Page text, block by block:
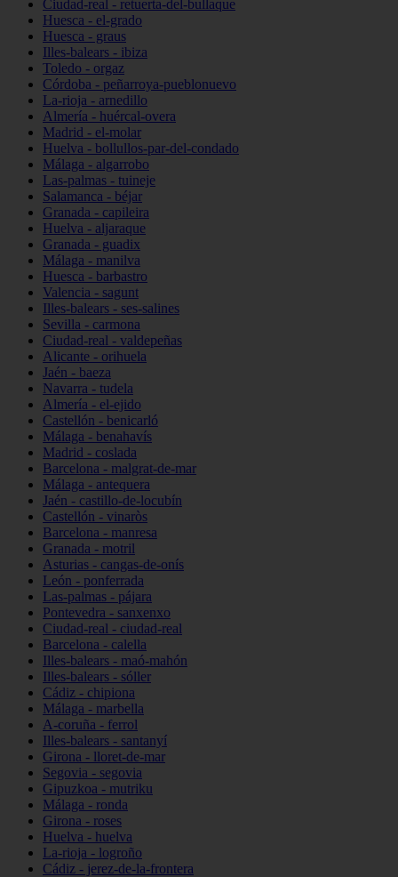
Ciudad-real - retuerta-del-bullaque
Huesca - el-grado
Huesca - graus
Illes-balears - ibiza
Toledo - orgaz
Córdoba - peñarroya-pueblonuevo
La-rioja - arnedillo
Almería - huércal-overa
Madrid - el-molar
Huelva - bollullos-par-del-condado
Málaga - algarrobo
Las-palmas - tuineje
Salamanca - béjar
Granada - capileira
Huelva - aljaraque
Granada - guadix
Málaga - manilva
Huesca - barbastro
Valencia - sagunt
Illes-balears - ses-salines
Sevilla - carmona
Ciudad-real - valdepeñas
Alicante - orihuela
Jaén - baeza
Navarra - tudela
Almería - el-ejido
Castellón - benicarló
Málaga - benahavís
Madrid - coslada
Barcelona - malgrat-de-mar
Málaga - antequera
Jaén - castillo-de-locubín
Castellón - vinaròs
Barcelona - manresa
Granada - motril
Asturias - cangas-de-onís
León - ponferrada
Las-palmas - pájara
Pontevedra - sanxenxo
Ciudad-real - ciudad-real
Barcelona - calella
Illes-balears - maó-mahón
Illes-balears - sóller
Cádiz - chipiona
Málaga - marbella
A-coruña - ferrol
Illes-balears - santanyí
Girona - lloret-de-mar
Segovia - segovia
Gipuzkoa - mutriku
Málaga - ronda
Girona - roses
Huelva - huelva
La-rioja - logroño
Cádiz - jerez-de-la-frontera